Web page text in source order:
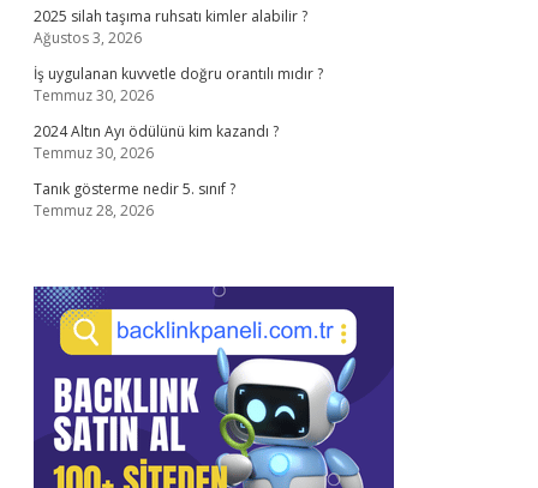
2025 silah taşıma ruhsatı kimler alabilir ?
Ağustos 3, 2026
İş uygulanan kuvvetle doğru orantılı mıdır ?
Temmuz 30, 2026
2024 Altın Ayı ödülünü kim kazandı ?
Temmuz 30, 2026
Tanık gösterme nedir 5. sınıf ?
Temmuz 28, 2026